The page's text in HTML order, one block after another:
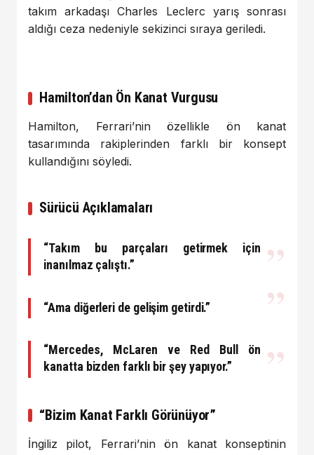
takım arkadaşıCharles Leclerc yarış sonrası
aldığı ceza nedeniyle sekizinci sıraya geriledi.
Hamilton’dan Ön Kanat Vurgusu
Hamilton, Ferrari’nin özellikle ön kanat
tasarımında rakiplerinden farklı bir konsept
kullandığını söyledi.
Sürücü Açıklamaları
“Takım bu parçaları getirmek için
inanılmaz çalıştı.”
“Ama diğerleri de gelişim getirdi.”
“Mercedes, McLaren ve Red Bull ön
kanatta bizden farklı bir şey yapıyor.”
“Bizim Kanat Farklı Görünüyor”
İngiliz pilot, Ferrari’nin ön kanat konseptinin